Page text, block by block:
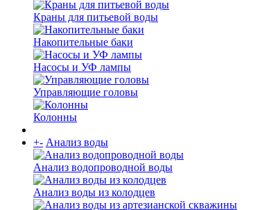
Краны для питьевой воды
Накопительные баки
Насосы и УФ лампы
Управляющие головы
Колонны
+- Анализ воды
Анализ водопроводной воды
Анализ воды из колодцев